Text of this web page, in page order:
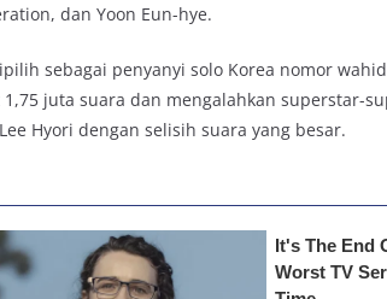
dan Yoon Eun-hye.
sebagai penyanyi solo Korea nomor
juta suara dan mengalahkan superstar-
Hyori dengan selisih suara yang besar.